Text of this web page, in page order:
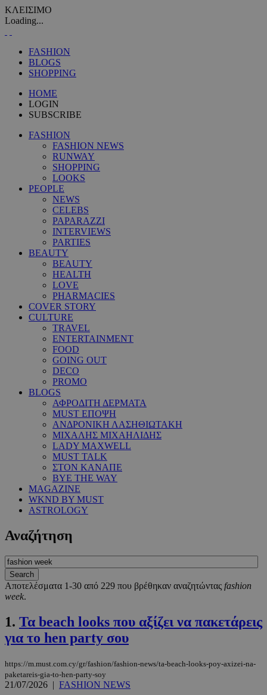
ΚΛΕΙΣΙΜΟ
Loading...
FASHION
BLOGS
SHOPPING
HOME
LOGIN
SUBSCRIBE
FASHION
FASHION NEWS
RUNWAY
SHOPPING
LOOKS
PEOPLE
NEWS
CELEBS
PAPARAZZI
INTERVIEWS
PARTIES
BEAUTY
BEAUTY
HEALTH
LOVE
PHARMACIES
COVER STORY
CULTURE
TRAVEL
ENTERTAINMENT
FOOD
GOING OUT
DECO
PROMO
BLOGS
ΑΦΡΟΔΙΤΗ ΔΕΡΜΑΤΑ
MUST ΕΠΟΨΗ
ΑΝΔΡΟΝΙΚΗ ΛΑΣΗΘΙΩΤΑΚΗ
ΜΙΧΑΛΗΣ ΜΙΧΑΗΛΙΔΗΣ
LADY MAXWELL
MUST TALK
ΣΤΟΝ ΚΑΝΑΠΕ
BYE THE WAY
MAGAZINE
WKND BY MUST
ASTROLOGY
Αναζήτηση
Αποτελέσματα 1-30 από 229 που βρέθηκαν αναζητώντας fashion
week.
1. Τα beach looks που αξίζει να πακετάρεις
για το hen party σου
https://m.must.com.cy/gr/fashion/fashion-news/ta-beach-looks-poy-axizei-na-
paketareis-gia-to-hen-party-soy
21/07/2026 | FASHION NEWS